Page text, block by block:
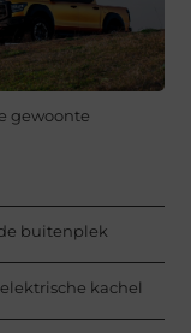
gewoonte
buitenplek
kachel